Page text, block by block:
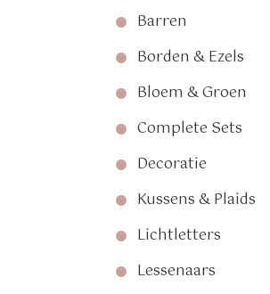
Barren
Borden & Ezels
Bloem & Groen
Complete Sets
Decoratie
Kussens & Plaids
Lichtletters
Lessenaars